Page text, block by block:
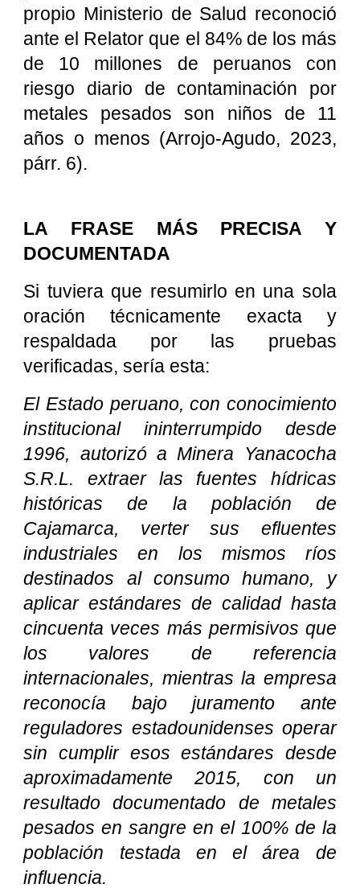
propio Ministerio de Salud reconoció
ante el Relator que el 84% de los más
de 10 millones de peruanos con
riesgo diario de contaminación por
metales pesados son niños de 11
años o menos (Arrojo-Agudo, 2023,
párr. 6).
LA FRASE MÁS PRECISA Y
DOCUMENTADA
Si tuviera que resumirlo en una sola
oración técnicamente exacta y
respaldada por las pruebas
verificadas, sería esta:
El Estado peruano, con conocimiento
institucional ininterrumpido desde
1996, autorizó a Minera Yanacocha
S.R.L. extraer las fuentes hídricas
históricas de la población de
Cajamarca, verter sus efluentes
industriales en los mismos ríos
destinados al consumo humano, y
aplicar estándares de calidad hasta
cincuenta veces más permisivos que
los valores de referencia
internacionales, mientras la empresa
reconocía bajo juramento ante
reguladores estadounidenses operar
sin cumplir esos estándares desde
aproximadamente 2015, con un
resultado documentado de metales
pesados en sangre en el 100% de la
población testada en el área de
influencia.